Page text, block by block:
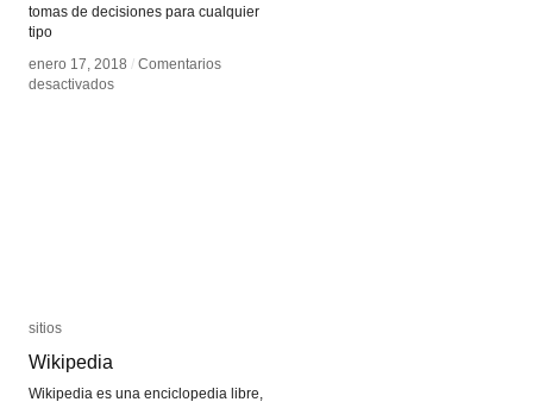
tomas de decisiones para cualquier
tipo
enero 17, 2018 / Comentarios
desactivadosen
enero 17, 2018 / Comentarios
desactivadosen
sitios
Wikipedia
Wikipedia es una enciclopedia libre,
sitios
Wikipedia